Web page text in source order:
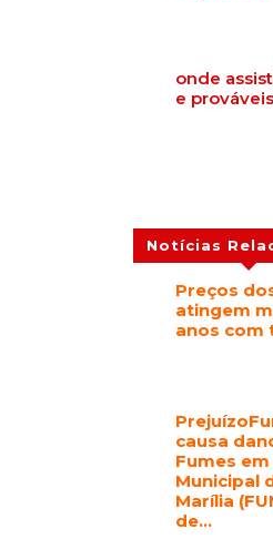
onde
e
Notícias
Preços
atingem
anos com
causa
Fumes
Municipal
Marília
de...